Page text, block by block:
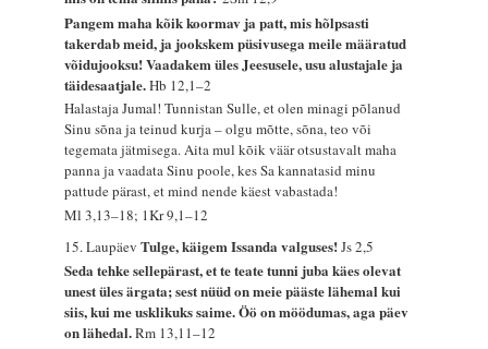
Pangem maha kõik koormav ja patt, mis hõlpsasti
takerdab meid, ja jookskem püsivusega meile määratud
võidujooksu! Vaadakem üles Jeesusele, usu alustajale ja
täidesaatjale.Hb 12,1–2
Halastaja Jumal! Tunnistan Sulle, et olen minagi põlanud
Sinu sõna ja teinud kurja – olgu mõtte, sõna, teo või
tegemata jätmisega. Aita mul kõik väär otsustavalt maha
panna ja vaadata Sinu poole, kes Sa kannatasid minu
pattude pärast, et mind nende käest vabastada!
Ml 3,13–18; 1Kr 9,1–12
15. LaupäevTulge, käigem Issanda valguses!Js 2,5
Seda tehke sellepärast, et te teate tunni juba käes olevat
unest üles ärgata; sest nüüd on meie pääste lähemal kui
siis, kui me usklikuks saime. Öö on möödumas, aga päev
on lähedal.Rm 13,11–12